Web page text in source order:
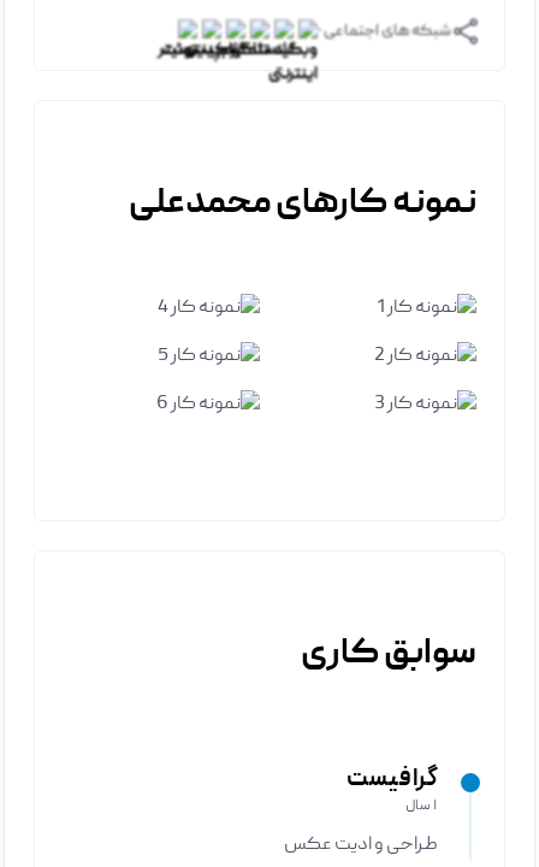
شبکه های اجتماعی ·
نمونه کارهای محمدعلی
شماره ۱
شماره ۲
شماره ۳
شماره ۴
سوابق کاری
گرافیست
۱ سال
طراحی و ادیت عکس